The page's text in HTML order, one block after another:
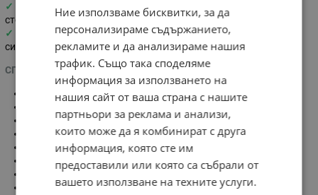
✓
Осигурява надеждна защита за мазета, тавани, врати на
стопански постройки и пощенски кутии.
✓
Намира универсално приложение при осигуряване на
сигурност в дома, офиса или при пътуване.
СПЕЦИФИКАЦИИ
Марка: INTESA
Тип продукт: катинар
Тип катинар: класически
Тип закопчаване: с шифър
Предназначение: универсален
Брой комбинации: четирицифрен код
Ниво на защита: ниско
Ние използваме бисквитки, за да
персонализираме съдържанието,
рекламите и да анализираме нашия
трафик. Също така споделяме
информация за използването на
нашия сайт от ваша страна с нашите
партньори за реклама и анализи,
които може да я комбинират с друга
информация, която сте им
предоставили или която са събрали от
вашето използване на техните услуги.